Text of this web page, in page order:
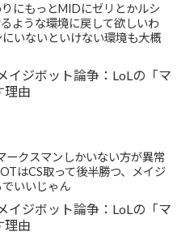
にもっとMIDにゼリとかルシ
ような環境に戻して欲しいわ
いないといけない環境も大概
イジボット論争：LoLの「マ
理由
ークスマンしかいない方が異常
はCS取って後半勝つ、メイジ
いいじゃん
イジボット論争：LoLの「マ
理由